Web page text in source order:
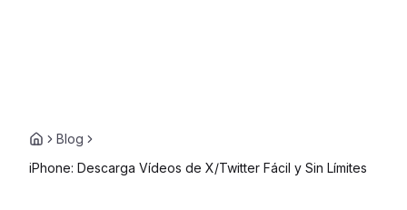
Blog
iPhone: Descarga Vídeos de X/Twitter Fácil y Sin Límites